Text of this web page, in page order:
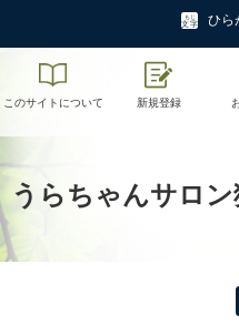
ひら
このサイトについて 新規登録
うらちゃんサロン